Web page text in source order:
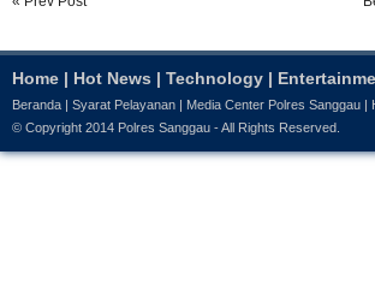
Home | Hot News | Technology |
Beranda Syarat Pelayanan Media Center Polres Sanggau
© Copyright 2014 Polres Sanggau - All Rights Reserved.